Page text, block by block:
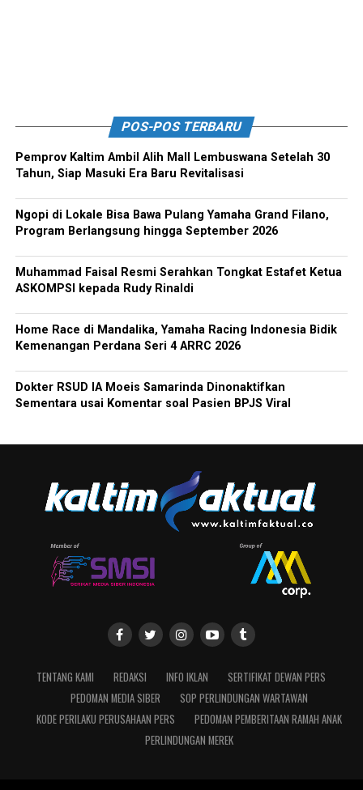
POS-POS TERBARU
Pemprov Kaltim Ambil Alih Mall Lembuswana Setelah 30
Tahun, Siap Masuki Era Baru Revitalisasi
Ngopi di Lokale Bisa Bawa Pulang Yamaha Grand Filano,
Program Berlangsung hingga September 2026
Muhammad Faisal Resmi Serahkan Tongkat Estafet Ketua
ASKOMPSI kepada Rudy Rinaldi
Home Race di Mandalika, Yamaha Racing Indonesia Bidik
Kemenangan Perdana Seri 4 ARRC 2026
Dokter RSUD IA Moeis Samarinda Dinonaktifkan
Sementara usai Komentar soal Pasien BPJS Viral
TENTANG KAMI REDAKSI INFO IKLAN
SERTIFIKAT DEWAN PERS
PEDOMAN MEDIA SIBER
SOP PERLINDUNGAN WARTAWAN
KODE PERILAKU PERUSAHAAN PERS
PEDOMAN PEMBERITAAN RAMAH ANAK
PERLINDUNGAN MEREK